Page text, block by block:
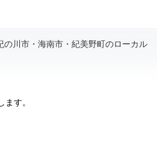
川市・海南市・紀美野町のローカル
す。